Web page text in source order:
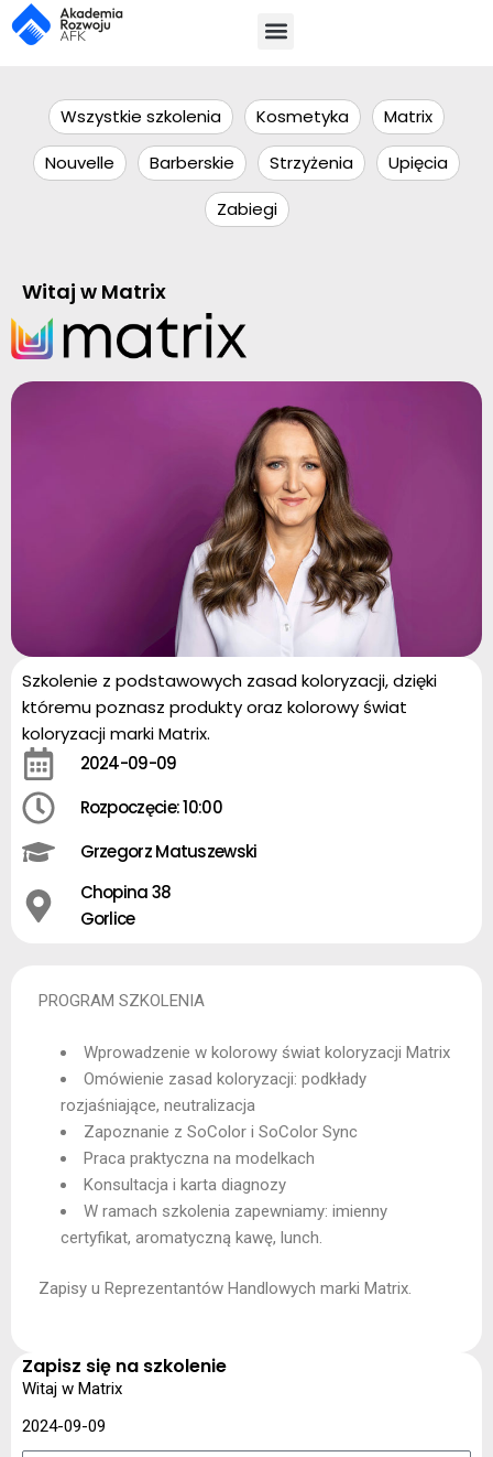
Wszystkie szkolenia Kosmetyka
Matrix
Nouvelle
Barberskie Strzyżenia
Upięcia
Zabiegi
Witaj w Matrix
Szkolenie z podstawowych zasad koloryzacji, dzięki
któremu poznasz produkty oraz kolorowy świat
koloryzacji marki Matrix.
2024-09-09
Rozpoczęcie: 10:00
Grzegorz Matuszewski
Chopina 38
Gorlice
PROGRAM SZKOLENIA
Wprowadzenie w kolorowy świat koloryzacji Matrix
Omówienie zasad koloryzacji: podkłady
rozjaśniające, neutralizacja
Zapoznanie z SoColor i SoColor Sync
Praca praktyczna na modelkach
Konsultacja i karta diagnozy
W ramach szkolenia zapewniamy: imienny
certyfikat, aromatyczną kawę, lunch.
Zapisy u Reprezentantów Handlowych marki Matrix.
Zapisz się na szkolenie
Witaj w Matrix
2024-09-09